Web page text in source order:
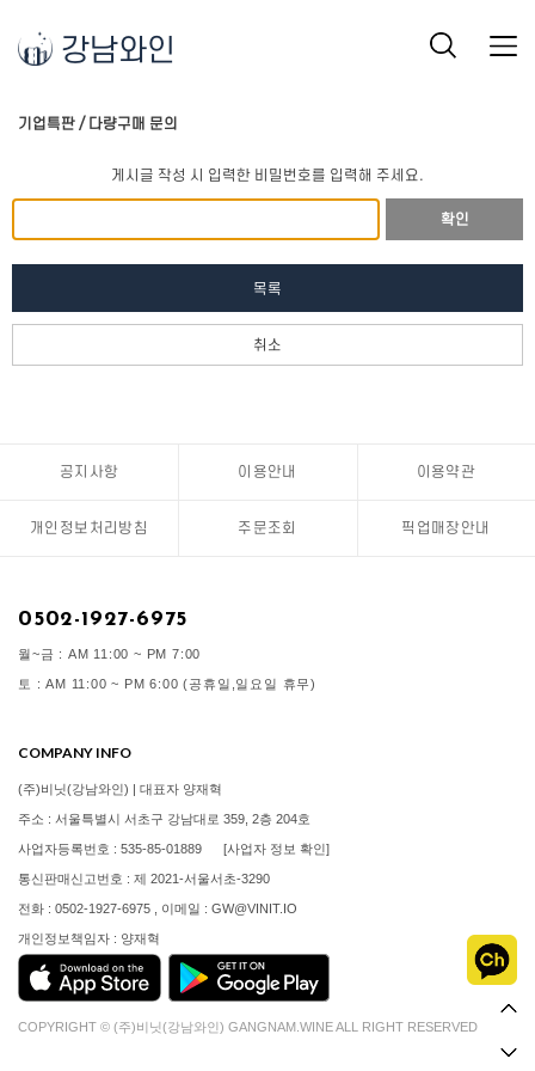
강남와인
기업특판 / 다량구매 문의
게시글 작성 시 입력한 비밀번호를 입력해 주세요.
확인
목록
취소
공지사항 이용안내 이용약관
개인정보처리방침 주문조회 픽업매장안내
0502-1927-6975
월~금 : AM 11:00 ~ PM 7:00
토 : AM 11:00 ~ PM 6:00 (공휴일,일요일 휴무)
COMPANY INFO
(주)비닛(강남와인) | 대표자 양재혁
주소 : 서울특별시 서초구 강남대로 359, 2층 204호
사업자등록번호 : 535-85-01889 [사업자 정보 확인]
통신판매신고번호 : 제 2021-서울서초-3290
전화 : 0502-1927-6975 , 이메일 : GW@VINIT.IO
개인정보책임자 : 양재혁
COPYRIGHT © (주)비닛(강남와인) GANGNAM.WINE ALL RIGHT RESERVED